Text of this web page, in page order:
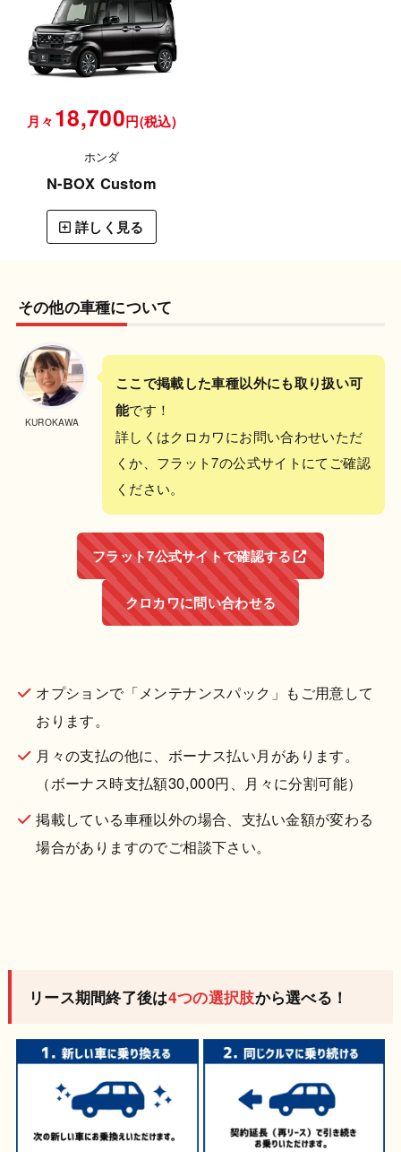
月々18,700円(税込)
ホンダ
N-BOX Custom
詳しく見る
その他の車種について
KUROKAWA
ここで掲載した車種以外にも取り扱い可
能です！
詳しくはクロカワにお問い合わせいただ
くか、フラット7の公式サイトにてご確認
ください。
フラット7公式サイトで確認する
クロカワに問い合わせる
オプションで「メンテナンスパック」もご用意して
おります。
月々の支払の他に、ボーナス払い月があります。
（ボーナス時支払額30,000円、月々に分割可能）
掲載している車種以外の場合、支払い金額が変わる
場合がありますのでご相談下さい。
リース期間終了後は4つの選択肢から選べる！